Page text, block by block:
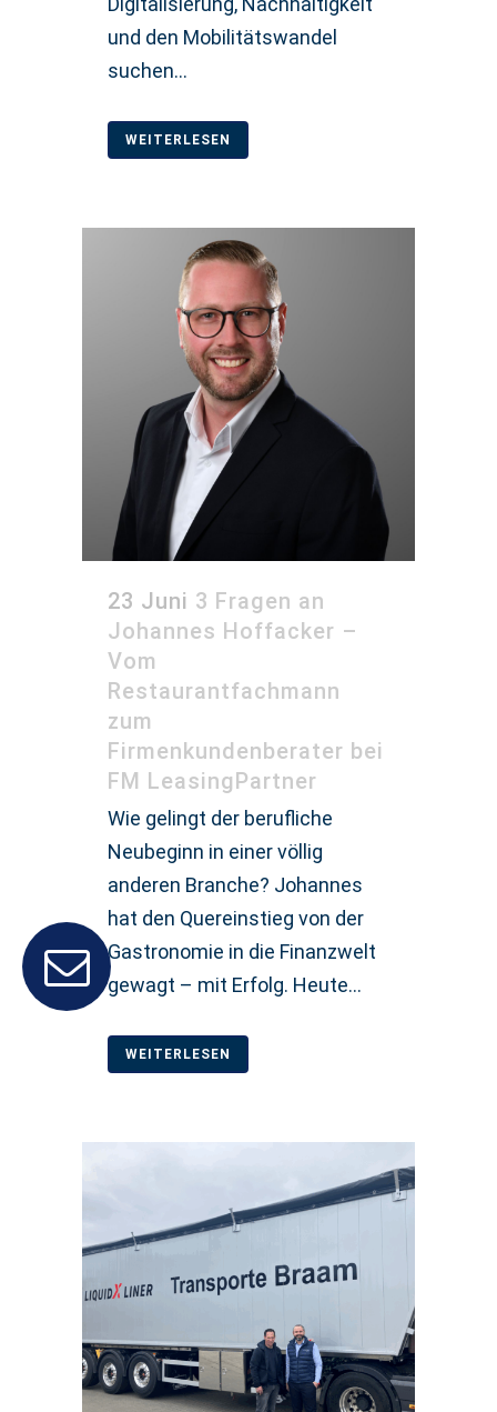
und den Mobilitätswandel
suchen...
WEITERLESEN
23 Juni 3 Fragen an
Johannes Hoffacker –
Vom
Restaurantfachmann
zum
Firmenkundenberater bei
FM LeasingPartner
Wie gelingt der berufliche
Neubeginn in einer völlig
anderen Branche? Johannes
hat den Quereinstieg von der
Gastronomie in die Finanzwelt
gewagt – mit Erfolg. Heute...
WEITERLESEN